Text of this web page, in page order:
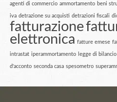
agenti di commercio ammortamento beni
iva detrazione su acquisti detrazioni fiscali
fatturazione
elettronica fatture emese
intrastat iperammortamento legge di bilancio
d'acconto seconda casa spesometro